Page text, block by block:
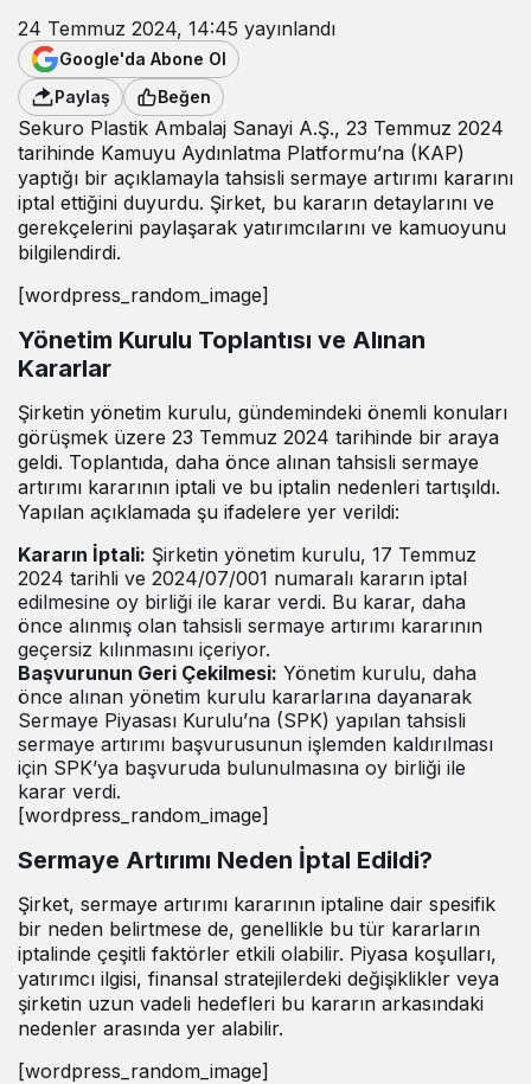
24 Temmuz 2024, 14:45 yayınlandı
Google'da Abone Ol
Paylaş
Beğen
Sekuro Plastik Ambalaj Sanayi A.Ş., 23 Temmuz 2024
tarihinde Kamuyu Aydınlatma Platformu’na (KAP)
yaptığı bir açıklamayla tahsisli sermaye artırımı kararını
iptal ettiğini duyurdu. Şirket, bu kararın detaylarını ve
gerekçelerini paylaşarak yatırımcılarını ve kamuoyunu
bilgilendirdi.
[wordpress_random_image]
Yönetim Kurulu Toplantısı ve Alınan
Kararlar
Şirketin yönetim kurulu, gündemindeki önemli konuları
görüşmek üzere 23 Temmuz 2024 tarihinde bir araya
geldi. Toplantıda, daha önce alınan tahsisli sermaye
artırımı kararının iptali ve bu iptalin nedenleri tartışıldı.
Yapılan açıklamada şu ifadelere yer verildi:
Kararın İptali: Şirketin yönetim kurulu, 17 Temmuz
2024 tarihli ve 2024/07/001 numaralı kararın iptal
edilmesine oy birliği ile karar verdi. Bu karar, daha
önce alınmış olan tahsisli sermaye artırımı kararının
geçersiz kılınmasını içeriyor.
Başvurunun Geri Çekilmesi: Yönetim kurulu, daha
önce alınan yönetim kurulu kararlarına dayanarak
Sermaye Piyasası Kurulu’na (SPK) yapılan tahsisli
sermaye artırımı başvurusunun işlemden kaldırılması
için SPK’ya başvuruda bulunulmasına oy birliği ile
karar verdi.
[wordpress_random_image]
Sermaye Artırımı Neden İptal Edildi?
Şirket, sermaye artırımı kararının iptaline dair spesifik
bir neden belirtmese de, genellikle bu tür kararların
iptalinde çeşitli faktörler etkili olabilir. Piyasa koşulları,
yatırımcı ilgisi, finansal stratejilerdeki değişiklikler veya
şirketin uzun vadeli hedefleri bu kararın arkasındaki
nedenler arasında yer alabilir.
[wordpress_random_image]